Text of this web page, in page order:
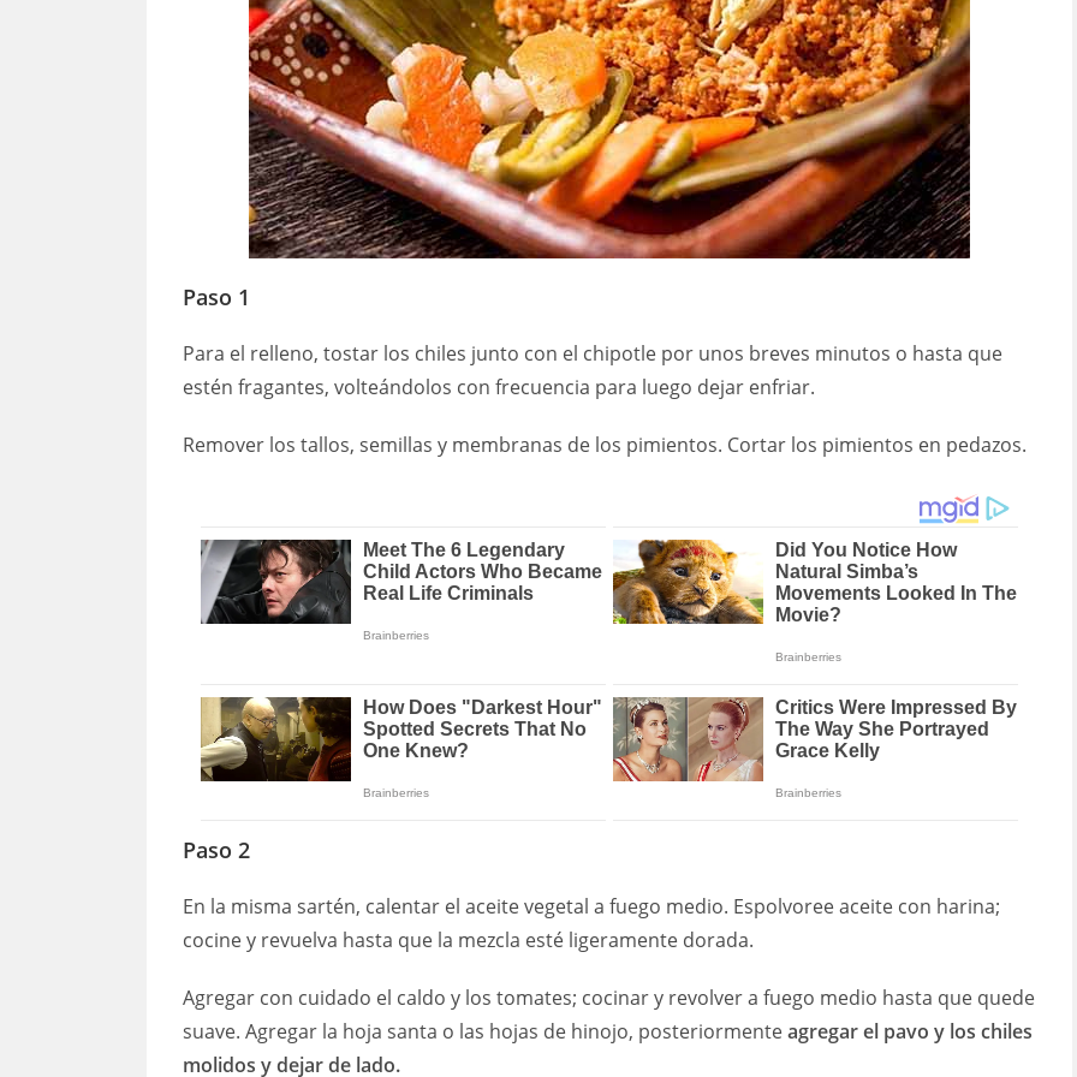
Paso 1
Para el relleno, tostar los chiles junto con el chipotle por unos breves minutos o hasta que
estén fragantes, volteándolos con frecuencia para luego dejar enfriar.
Remover los tallos, semillas y membranas de los pimientos. Cortar los pimientos en pedazos.
Paso 2
En la misma sartén, calentar el aceite vegetal a fuego medio. Espolvoree aceite con harina;
cocine y revuelva hasta que la mezcla esté ligeramente dorada.
Agregar con cuidado el caldo y los tomates; cocinar y revolver a fuego medio hasta que quede
suave. Agregar la hoja santa o las hojas de hinojo, posteriormenteagregar el pavo y los chiles
molidos y dejar de lado.